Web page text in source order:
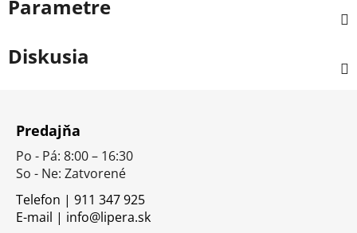
Parametre
Diskusia
Predajňa
Po - Pá: 8:00 – 16:30
So - Ne: Zatvorené
Telefon | 911 347 925
E-mail | info@lipera.sk